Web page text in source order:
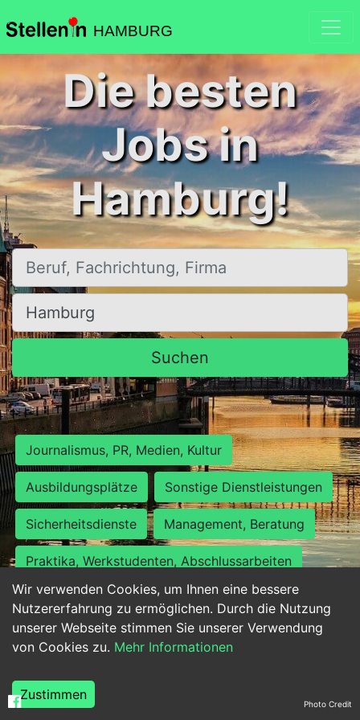
HAMBURG
Wir verwenden Cookies, um Ihnen eine bessere
Nutzererfahrung zu ermöglichen. Durch die Nutzung
unserer Webseite stimmen Sie unserer Verwendung
von Cookies zu. Mehr Informationen
Zustimmen
Die besten
Jobs in
Hamburg!
Beruf, Fachrichtung, Firma
Ort, Stadt
Suchen
Journalismus, PR, Medien, Kultur
Ausbildungsplätze Sonstige Dienstleistungen
Sicherheitsdienste Management, Beratung
Praktika, Werkstudenten, Abschlussarbeiten
Personalwesen Assistenz, Sekretariat
Hilfskräfte, Aushilfs- und Nebenjobs
Weiterbildung, Studium, duale Ausbildung Photo Credit